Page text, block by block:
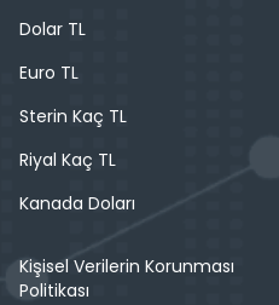
Dolar TL
Euro TL
Sterin Kaç TL
Riyal Kaç TL
Kanada Doları
Kişisel Verilerin Korunması
Politikası